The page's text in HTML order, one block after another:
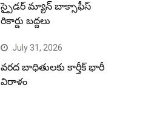
స్పైడర్ మ్యాన్ బాక్సాఫీస్
రికార్డు బద్దలు
July 31, 2026
వరద బాధితులకు కార్తీక్ భారీ
విరాళం